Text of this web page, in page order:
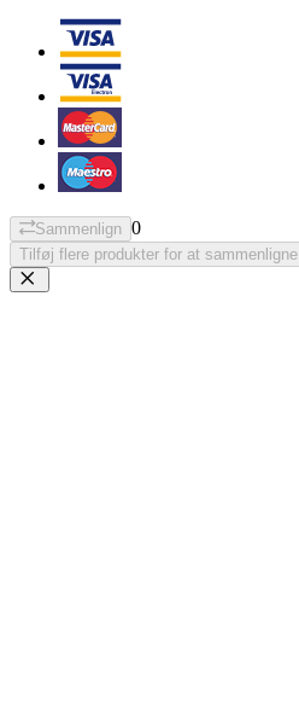
Sammenlign 0
Tilføj flere produkter for at sammenligne